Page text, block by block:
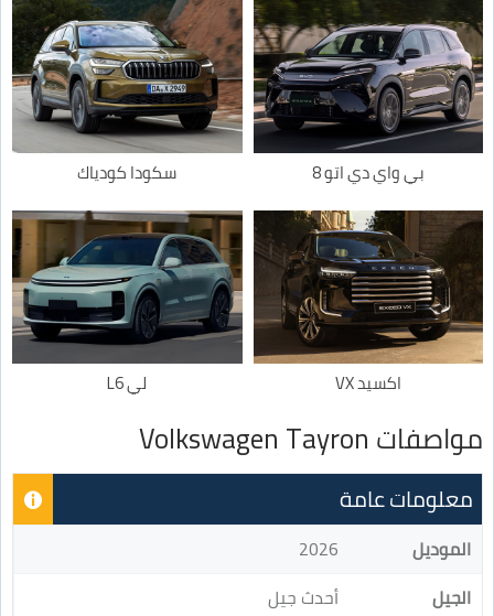
بي واي دي اتو 8 سكودا كودياك
اكسيد VX لي L6
مواصفات Volkswagen Tayron
معلومات عامة
الموديل
2026
الجيل
أحدث جيل